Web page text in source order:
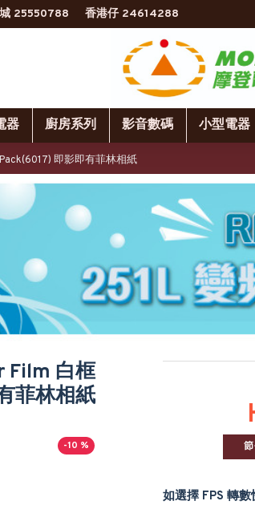
25550788 香港仔 24614288
器 廚房系列 影音數碼 小型電器
即影即有菲林相紙
Film 白框
菲林相紙
-10 %
如選擇 FPS 轉